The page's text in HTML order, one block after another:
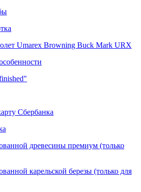
Umarex Browning Buck Mark URX
Сбербанка
древесины премиум (только
карельской березы (только для